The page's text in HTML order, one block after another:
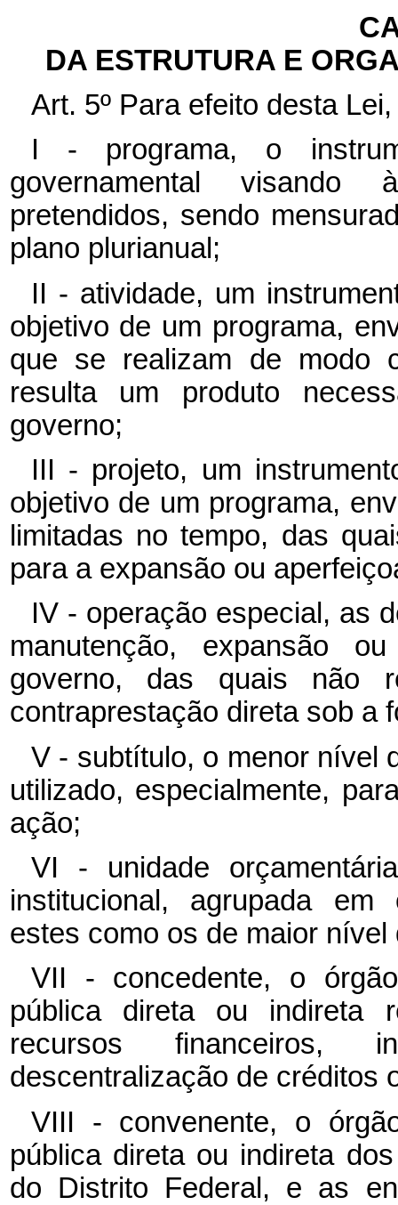
DA ESTRUTURA E
Art. 5º Para efeito desta
I - programa, o
governamental visando
pretendidos, sendo
plano plurianual;
II - atividade, um
objetivo de um programa,
que se realizam de modo
resulta um produto
governo;
III - projeto, um
objetivo de um programa,
limitadas no tempo, das
para a expansão ou
IV - operação especial, as
manutenção, expansão
governo, das quais não
contraprestação direta sob a
V - subtítulo, o menor nível
utilizado, especialmente,
ação;
VI - unidade
institucional, agrupada em
estes como os de maior
VII - concedente, o
pública direta ou indireta
recursos financeiros,
descentralização de créditos
VIII - convenente, o
pública direta ou indireta
do Distrito Federal, e as